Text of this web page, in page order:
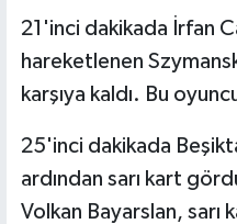
21'inci dakikada İrfan
hareketlenen
karşıya kaldı. Bu
25'inci dakikada
ardından sarı kart
Volkan Bayarslan, sarı